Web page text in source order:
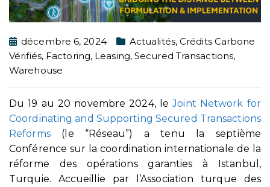
décembre 6, 2024 Actualités,Crédits Carbone
Vérifiés, Factoring, Leasing,Secured Transactions,
Warehouse
Du 19 au 20 novembre 2024, leJoint Network for
Coordinating and Supporting Secured Transactions
Reforms(le “Réseau”) a tenu la septième
Conférence sur la coordination internationale de la
réforme des opérations garanties à Istanbul,
Turquie. Accueillie par l’Association turque des